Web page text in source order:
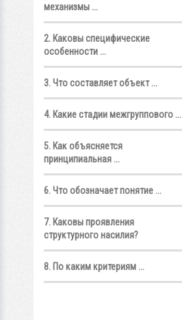
механизмы ...
2. Каковы специфические
особенности ...
3. Что составляет объект ...
4. Какие стадии межгруппового ...
5. Как объясняется
принципиальная ...
6. Что обозначает понятие ...
7. Каковы проявления
структурного насилия?
8. По каким критериям ...